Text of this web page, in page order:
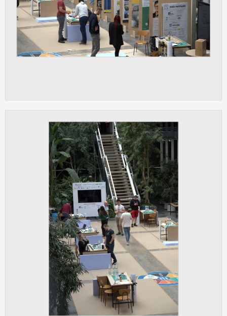
ANALYTICKÉ
Slouží pro získávání anonymizovaných
statistických údajů, které nám pomáhají
vylepšovat naše aplikace. Zpravidla jde o
MARKETINGOVÉ
správných nabídek a cílení obsahu podle
Vašich preferencí. Zpravidla jde o
cookies systémů třetích stran, které nám
s analýzou uživatelského chování
pomáhají.
OSTATNÍ
Cookies, které aplikace nedokáže zařadit.
Naším cílem je, aby tato kategorie
zůstala prázdná a všechny cookies byly
přiřazeny do některé z kategorií
uvedených výše.